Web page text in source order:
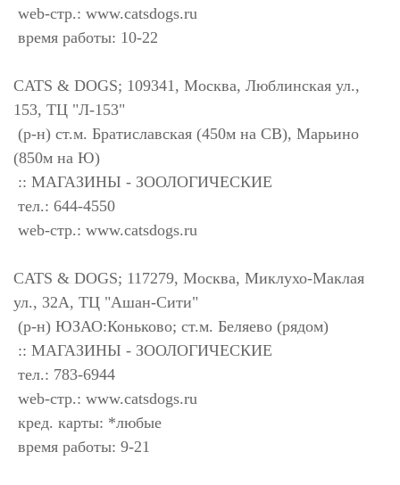
web-стр.: www.catsdogs.ru
время работы: 10-22
CATS & DOGS; 109341, Москва, Люблинская ул.,
153, ТЦ "Л-153"
(р-н) ст.м. Братиславская (450м на СВ), Марьино
(850м на Ю)
:: МАГАЗИНЫ - ЗООЛОГИЧЕСКИЕ
тел.: 644-4550
web-стр.: www.catsdogs.ru
CATS & DOGS; 117279, Москва, Миклухо-Маклая
ул., 32А, ТЦ "Ашан-Сити"
(р-н) ЮЗАО:Коньково; ст.м. Беляево (рядом)
:: МАГАЗИНЫ - ЗООЛОГИЧЕСКИЕ
тел.: 783-6944
web-стр.: www.catsdogs.ru
кред. карты: *любые
время работы: 9-21